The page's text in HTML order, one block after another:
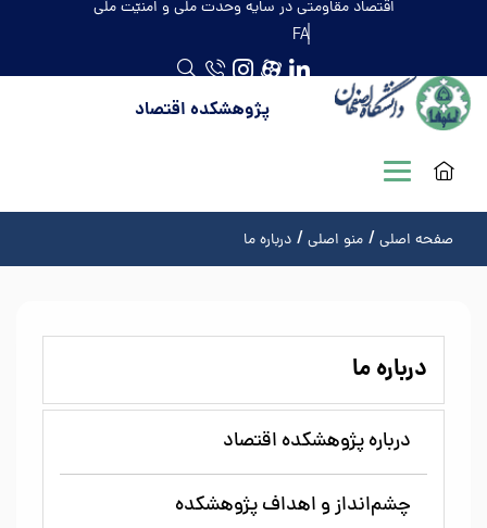
اقتصاد مقاومتی در سایه وحدت ملّی و امنیّت ملّی
FA
پژوهشکده اقتصاد
صفحه اصلی منو اصلی درباره ما
درباره ما
درباره پژوهشکده اقتصاد
چشم‌انداز و اهداف پژوهشکده